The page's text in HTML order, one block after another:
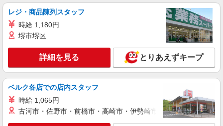
により変動） ・固定残業手当：20,000円（10時
間） ※固定残業時間を超過する場合には超過勤務
認知症介護基礎研修 ・初任者研修 ・実務者研修
キープ 詳細を見る
職業紹介
稲毛｜未経験OK！就労支援の正社員スタッフ
募集＊賞与年2回♪
【正社員】月給240,000〜400,000円 ・基本
給：200,000円〜220,000円 ・資格手当：10,000〜
30,000円 ・役職手当：10,000〜70,000円 ・処遇改
善手当：20,000〜60,000円（勤続年数、保有資格
により変動） ・固定残業手当：20,000円（10時
間） ※固定残業時間を超過する場合には超過勤務
千葉市稲毛区周辺｜最寄り：稲毛駅
キープ 詳細を見る
レジ・商品陳列スタッフ
時給 1,180円
堺市堺区
詳細を見る とりあえずキープ
ベルク各店での店内スタッフ
時給 1,065円
古河市・佐野市・前橋市・高崎市・伊勢崎市・太田市・館林市